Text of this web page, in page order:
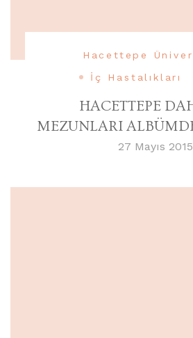
Hacettepe
İç Hastalıkları
HACETTEPE
MEZUNLARI
27 Mayıs 2015